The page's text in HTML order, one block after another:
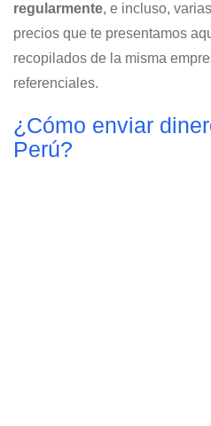
regularmente, e incluso,
precios que te presentamos
recopilados de la misma
referenciales.
¿Cómo enviar
Perú?